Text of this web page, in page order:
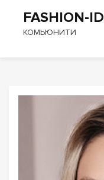
FASHION-ID
КОМЬЮНИТИ